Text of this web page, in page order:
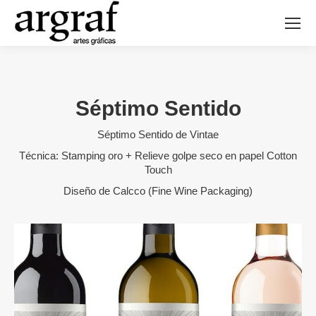
Séptimo Sentido
Séptimo Sentido de Vintae
Técnica: Stamping oro + Relieve golpe seco en papel Cotton
Touch
Diseño de Calcco (Fine Wine Packaging)